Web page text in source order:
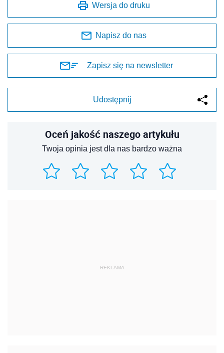
Wersja do druku
Napisz do nas
Zapisz się na newsletter
Udostępnij
Oceń jakość naszego artykułu
Twoja opinia jest dla nas bardzo ważna
REKLAMA